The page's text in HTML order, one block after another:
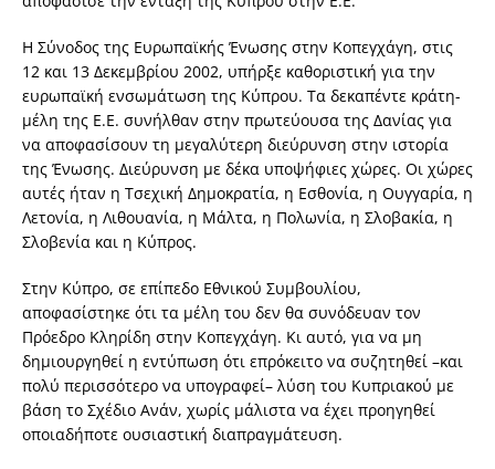
Η Σύνοδος της Ευρωπαϊκής Ένωσης στην Κοπεγχάγη, στις
12 και 13 Δεκεμβρίου 2002, υπήρξε καθοριστική για την
ευρωπαϊκή ενσωμάτωση της Κύπρου. Τα δεκαπέντε κράτη-
μέλη της Ε.Ε. συνήλθαν στην πρωτεύουσα της Δανίας για
να αποφασίσουν τη μεγαλύτερη διεύρυνση στην ιστορία
της Ένωσης. Διεύρυνση με δέκα υποψήφιες χώρες. Οι χώρες
αυτές ήταν η Τσεχική Δημοκρατία, η Εσθονία, η Ουγγαρία, η
Λετονία, η Λιθουανία, η Μάλτα, η Πολωνία, η Σλοβακία, η
Σλοβενία και η Κύπρος.
Στην Κύπρο, σε επίπεδο Εθνικού Συμβουλίου,
αποφασίστηκε ότι τα μέλη του δεν θα συνόδευαν τον
Πρόεδρο Κληρίδη στην Κοπεγχάγη. Κι αυτό, για να μη
δημιουργηθεί η εντύπωση ότι επρόκειτο να συζητηθεί –και
πολύ περισσότερο να υπογραφεί– λύση του Κυπριακού με
βάση το Σχέδιο Ανάν, χωρίς μάλιστα να έχει προηγηθεί
οποιαδήποτε ουσιαστική διαπραγμάτευση.